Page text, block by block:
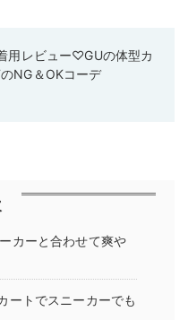
用レビュー♡GUの体型カ
NG＆OKコーデ
カーと合わせて爽や
ートでスニーカーでも